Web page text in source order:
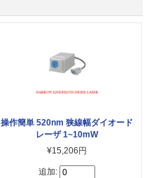
操作簡単 520nm 狭線幅ダイオード
レーザ 1~10mW
¥15,206円
追加: